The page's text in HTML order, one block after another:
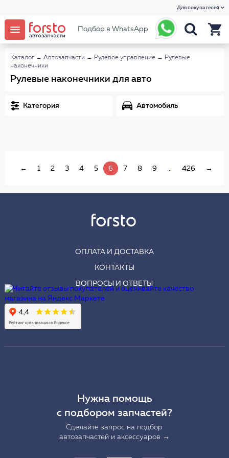
Для покупателей
Подбор в WhatsApp
Каталог → Автозапчасти → Рулевое управление → Рулевые
наконечники
Рулевые наконечники для авто
Категория Автомобиль
← 1 2 3 4 5 6 7 8 9 ... 426 →
ОПЛАТА И ДОСТАВКА
КОНТАКТЫ
ВОПРОСЫ И ОТВЕТЫ
Нужна помощь
с подбором запчастей?
Сделайте запрос на подбор
автозапчастей и аксессуаров →